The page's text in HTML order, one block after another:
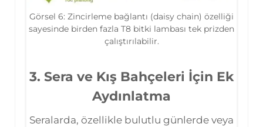
Görsel 6: Zincirleme bağlantı (daisy chain) özelliği
sayesinde birden fazla T8 bitki lambası tek prizden
çalıştırılabilir.
3. Sera ve Kış Bahçeleri İçin Ek
Aydınlatma
Seralarda, özellikle bulutlu günlerde veya